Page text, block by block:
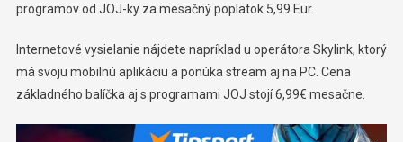
programov od JOJ-ky za mesačný poplatok 5,99 Eur.
Internetové vysielanie nájdete napríklad u operátora Skylink, ktorý
má svoju mobilnú aplikáciu a ponúka stream aj na PC. Cena
základného balíčka aj s programami JOJ stojí 6,99€ mesačne.